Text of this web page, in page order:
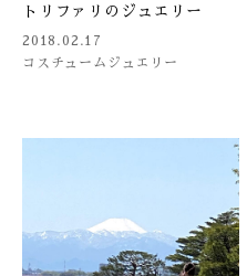
トリファリのジュエリー
2018.02.17
コスチュームジュエリー